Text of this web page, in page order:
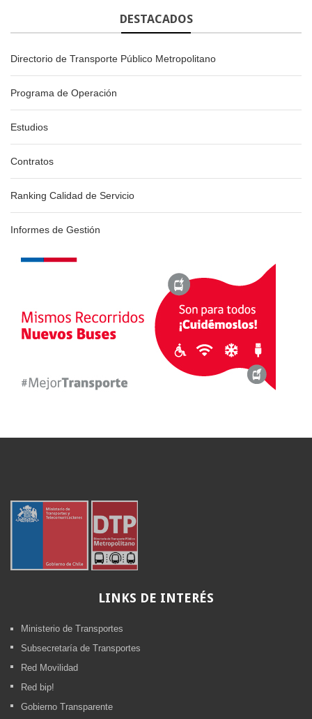
DESTACADOS
Directorio de Transporte Público Metropolitano
Programa de Operación
Estudios
Contratos
Ranking Calidad de Servicio
Informes de Gestión
LINKS DE INTERÉS
Ministerio de Transportes
Subsecretaría de Transportes
Red Movilidad
Red bip!
Gobierno Transparente